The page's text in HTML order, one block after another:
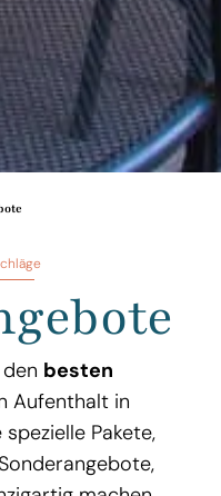
besten
Aufenthalt in
Pakete,